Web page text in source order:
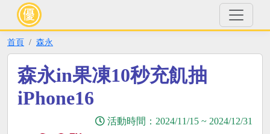
首頁 森永
森永in果凍10秒充飢抽
iPhone16
活動時間： 2024/11/15 ~ 2024/12/31